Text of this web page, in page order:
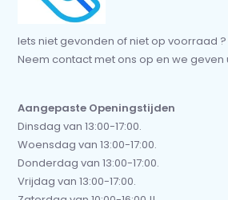
Iets niet gevonden of niet op voorraad ?
Neem contact met ons op en we geven
Aangepaste Openingstijden
Dinsdag van 13:00-17:00.
Woensdag van 13:00-17:00.
Donderdag van 13:00-17:00.
Vrijdag van 13:00-17:00.